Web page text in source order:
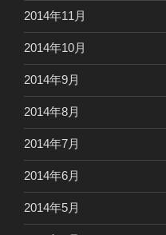
2014年11月
2014年10月
2014年9月
2014年8月
2014年7月
2014年6月
2014年5月